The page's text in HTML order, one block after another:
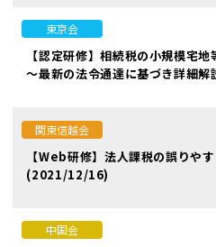
東京会
【認定研修】相続税の小規模宅
～最新の法令通達に基づき詳細
関東信越会
【Web研修】法人課税の誤りや
(2021/12/16)
中国会